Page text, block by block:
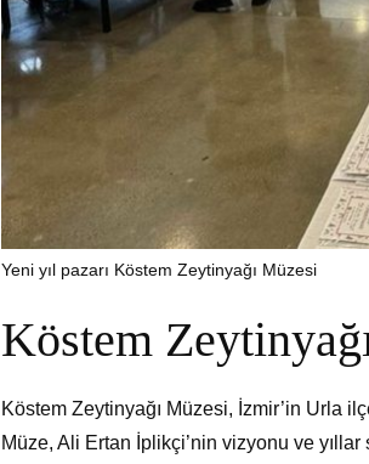
Yeni yıl pazarı Köstem Zeytinyağı Müzesi
Köstem
Köstem Zeytinyağı Müzesi, İzmir’in Urla
Müze, Ali Ertan İplikçi’nin vizyonu ve